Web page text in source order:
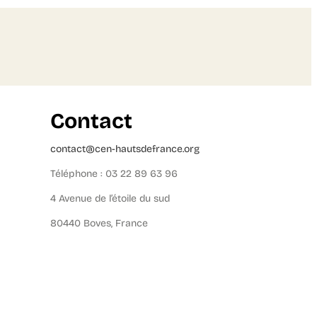
Contact
contact@cen-hautsdefrance.org
Téléphone : 03 22 89 63 96
4 Avenue de l’étoile du sud
80440 Boves, France